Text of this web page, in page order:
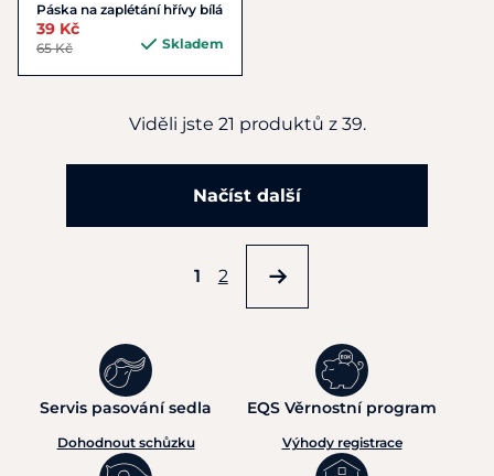
Páska na zaplétání hřívy bílá
39 Kč
65 Kč Skladem
Viděli jste 21 produktů z 39.
Načíst další
1 2
Servis pasování sedla
Dohodnout schůzku
EQS Věrnostní program
Výhody registrace